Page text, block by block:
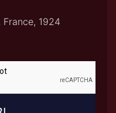
France, 1924